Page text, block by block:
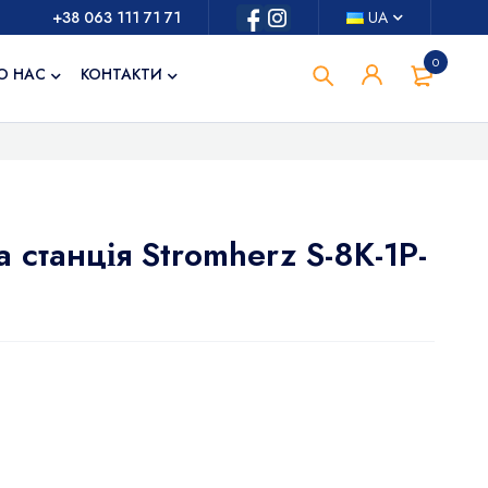
UA
+38 063 111 71 71
0
НАС КОНТАКТИ
Stromherz S-8K-1Р-